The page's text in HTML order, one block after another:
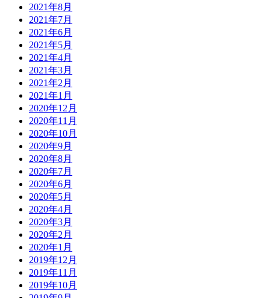
2021年8月
2021年7月
2021年6月
2021年5月
2021年4月
2021年3月
2021年2月
2021年1月
2020年12月
2020年11月
2020年10月
2020年9月
2020年8月
2020年7月
2020年6月
2020年5月
2020年4月
2020年3月
2020年2月
2020年1月
2019年12月
2019年11月
2019年10月